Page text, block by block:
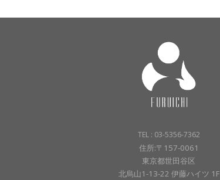
TEL : 03-5356-7362
住所:〒157-0061
東京都世田谷区
北烏山1-13-22 伊藤ハイツ 1F